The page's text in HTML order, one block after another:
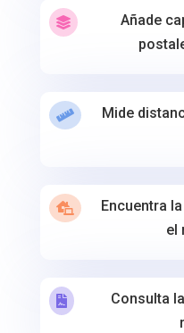

Añade

Mide

Encuentra
el

Consulta